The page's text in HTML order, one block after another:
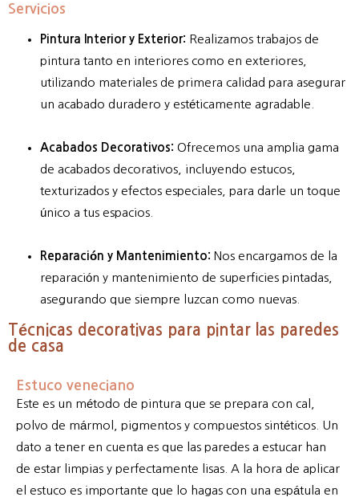
Servicios
Pintura Interior y Exterior: Realizamos trabajos de
pintura tanto en interiores como en exteriores,
utilizando materiales de primera calidad para asegurar
un acabado duradero y estéticamente agradable.
Acabados Decorativos: Ofrecemos una amplia gama
de acabados decorativos, incluyendo estucos,
texturizados y efectos especiales, para darle un toque
único a tus espacios.
Reparación y Mantenimiento: Nos encargamos de la
reparación y mantenimiento de superficies pintadas,
asegurando que siempre luzcan como nuevas.
Técnicas decorativas para pintar las paredes
de casa
Estuco veneciano
Este es un método de pintura que se prepara con cal,
polvo de mármol, pigmentos y compuestos sintéticos. Un
dato a tener en cuenta es que las paredes a estucar han
de estar limpias y perfectamente lisas. A la hora de aplicar
el estuco es importante que lo hagas con una espátula en